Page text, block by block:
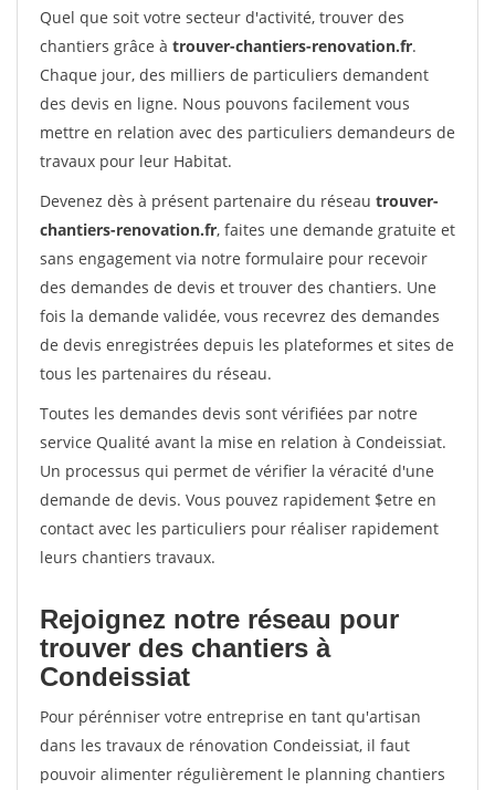
Quel que soit votre secteur d'activité, trouver des
chantiers grâce à trouver-chantiers-renovation.fr.
Chaque jour, des milliers de particuliers demandent
des devis en ligne. Nous pouvons facilement vous
mettre en relation avec des particuliers demandeurs de
travaux pour leur Habitat.
Devenez dès à présent partenaire du réseau trouver-
chantiers-renovation.fr, faites une demande gratuite et
sans engagement via notre formulaire pour recevoir
des demandes de devis et trouver des chantiers. Une
fois la demande validée, vous recevrez des demandes
de devis enregistrées depuis les plateformes et sites de
tous les partenaires du réseau.
Toutes les demandes devis sont vérifiées par notre
service Qualité avant la mise en relation à Condeissiat.
Un processus qui permet de vérifier la véracité d'une
demande de devis. Vous pouvez rapidement $etre en
contact avec les particuliers pour réaliser rapidement
leurs chantiers travaux.
Rejoignez notre réseau pour
trouver des chantiers à
Condeissiat
Pour pérénniser votre entreprise en tant qu'artisan
dans les travaux de rénovation Condeissiat, il faut
pouvoir alimenter régulièrement le planning chantiers